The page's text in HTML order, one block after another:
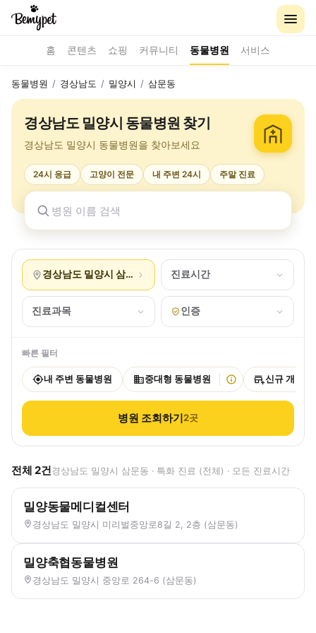
홈 콘텐츠 쇼핑 커뮤니티 동물병원 서비스
동물병원 / 경상남도 / 밀양시 / 삼문동
경상남도 밀양시 동물병원 찾기
경상남도 밀양시 동물병원을 찾아보세요
24시 응급 고양이 전문 내 주변 24시 주말 진료
경상남도 밀양시 삼문동 진료시간
진료과목 인증
빠른 필터
내 주변 동물병원 중대형 동물병원 신규 개원
병원 조회하기2곳
전체 2건경상남도 밀양시 삼문동 · 특화 진료 (전체) · 모든 진료시간
밀양동물메디컬센터
경상남도 밀양시 미리벌중앙로8길 2, 2층 (삼문동)
밀양축협동물병원
경상남도 밀양시 중앙로 264-6 (삼문동)